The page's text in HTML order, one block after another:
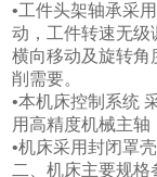
•工件头架轴承采
动，工件转速无级
横向移动及旋转角
削需要。
•本机床控制系统
用高精度机械主轴
•机床采用封闭罩
二、机床主要规格